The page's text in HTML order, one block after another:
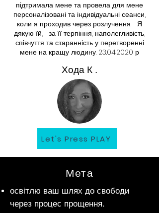
підтримала мене та провела для мене
персоналізовані та індивідуальні сеанси,
коли я проходив через розлучення. Я
дякую їй, за її терпіння, наполегливість,
співчуття та старанність у перетворенні
мене на кращу людину. 23.04.2020 р
Хода К .
Let's Press PLAY
Мета
освітлю ваш шлях до свободи
через процес прощення.